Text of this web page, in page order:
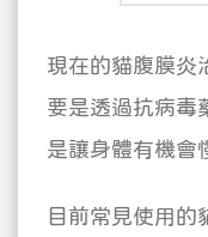
現在的貓腹膜炎
要是透過抗病毒
是讓身體有機會
目前常見使用的